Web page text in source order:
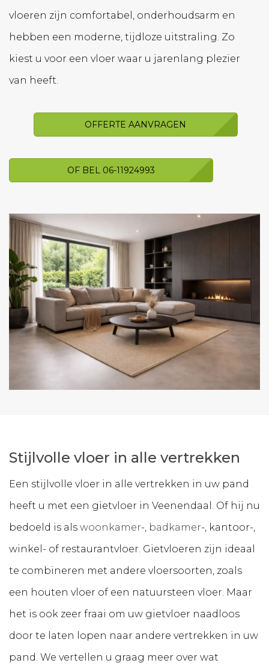
vloeren zijn comfortabel, onderhoudsarm en
hebben een moderne, tijdloze uitstraling. Zo
kiest u voor een vloer waar u jarenlang plezier
van heeft.
OFFERTE AANVRAGEN
OF BEL 06-11924993
Stijlvolle vloer in alle vertrekken
Een stijlvolle vloer in alle vertrekken in uw pand
heeft u met een gietvloer in Veenendaal. Of hij nu
bedoeld is als woonkamer-, badkamer-, kantoor-,
winkel- of restaurantvloer. Gietvloeren zijn ideaal
te combineren met andere vloersoorten, zoals
een houten vloer of een natuursteen vloer. Maar
het is ook zeer fraai om uw gietvloer naadloos
door te laten lopen naar andere vertrekken in uw
pand. We vertellen u graag meer over wat